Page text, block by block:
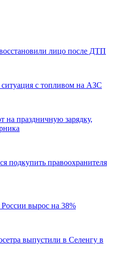
лицо после ДТП
ситуация с топливом на АЗС
на праздничную зарядку,
подкупить правоохранителя
вырос на 38%
выпустили в Селенгу в